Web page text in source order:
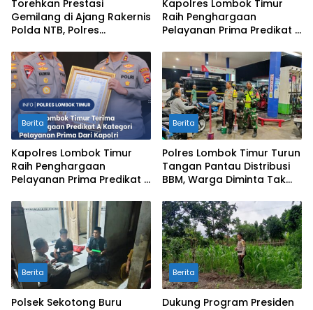
Torehkan Prestasi
Gemilang di Ajang Rakernis
Polda NTB, Polres
Penghargaan Pelayanan
Prima Kapolri
Kapolres Lombok Timur
Raih Penghargaan
Pelayanan Prima Predikat A
Berita
Kapolres Lombok Timur
Raih Penghargaan
Pelayanan Prima Predikat A
Berita
Polres Lombok Timur Turun
Tangan Pantau Distribusi
BBM, Warga Diminta Tak
Berita
Polsek Sekotong Buru
Berita
Dukung Program Presiden